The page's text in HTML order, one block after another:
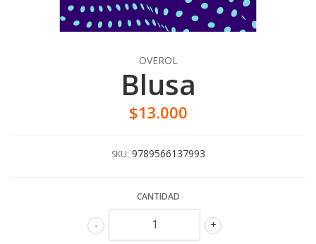
OVEROL
Blusa
$13.000
SKU: 9789566137993
CANTIDAD
+
-